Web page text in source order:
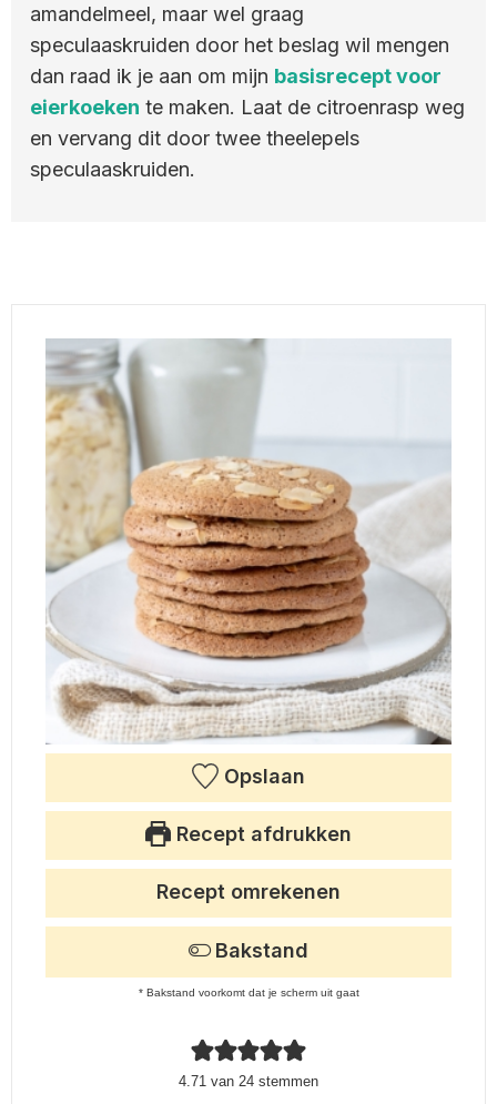
amandelmeel, maar wel graag
speculaaskruiden door het beslag wil mengen
dan raad ik je aan om mijn basisrecept voor
eierkoeken te maken. Laat de citroenrasp weg
en vervang dit door twee theelepels
speculaaskruiden.
Opslaan
Recept afdrukken
4.71 van 24 stemmen
Recept omrekenen
Bakstand
* Bakstand voorkomt dat je scherm uit gaat